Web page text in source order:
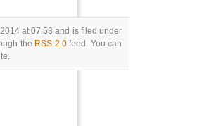
at 07:53 and is filed under
the RSS 2.0feed. You can